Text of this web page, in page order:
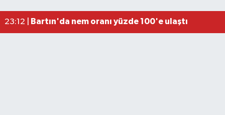
23:12 |
Bartın'da nem oranı yüzde 100'e ulaştı